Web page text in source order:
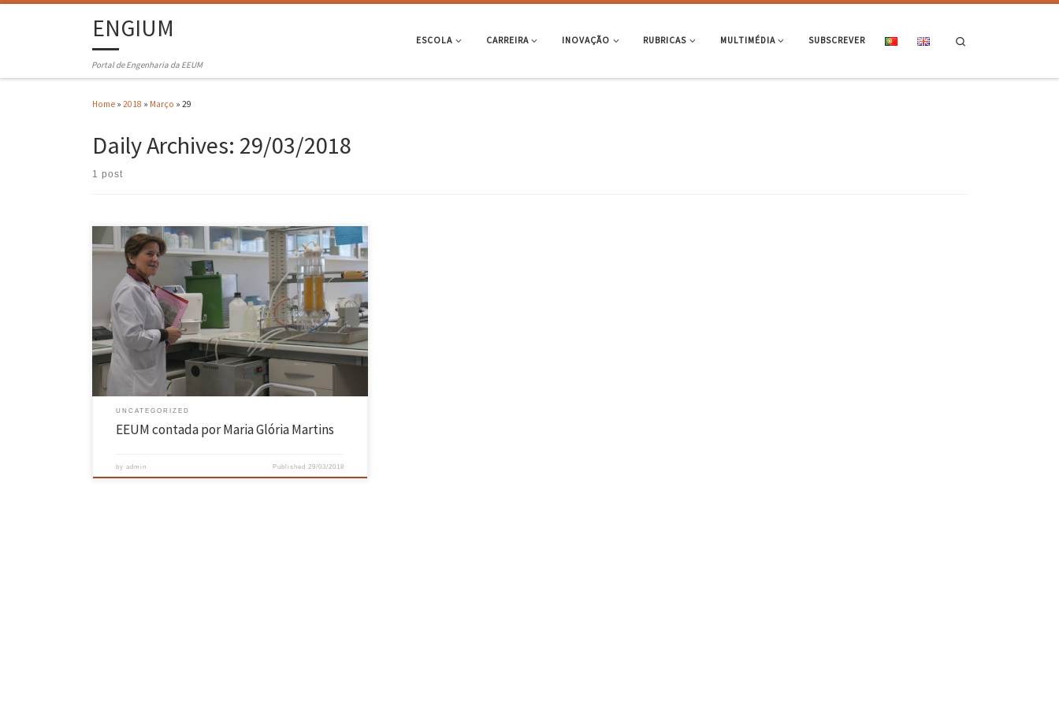
ENGIUM
Portal de Engenharia da EEUM
ESCOLA CARREIRA INOVAÇÃO RUBRICAS MULTIMÉDIA SUBSCREVER
Home » 2018 » Março » 29
Daily Archives: 29/03/2018
1 post
Na rubrica “EEUM contada por…”, a ENGINews dá a conhecer a
Escola de Engenharia através das histórias dos funcionários não-
docentes. Maria da Glória Martins, do Departamento de Engenharia
Biológica, conta-nos como foi o seu percurso desde 1980, na EEUM.
UNCATEGORIZED
EEUM contada por Maria Glória Martins
byadmin Published 29/03/2018